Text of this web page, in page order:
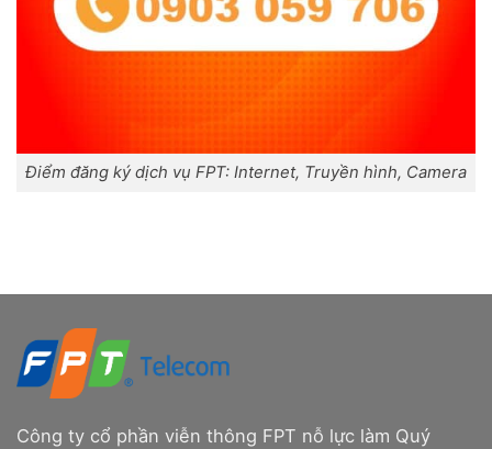
Điểm đăng ký dịch vụ FPT: Internet, Truyền hình, Camera
Công ty cổ phần viễn thông FPT nỗ lực làm Quý